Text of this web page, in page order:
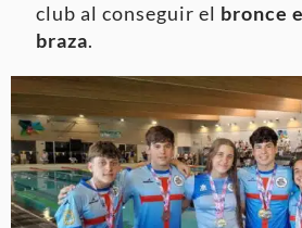
club al conseguir el bronce
braza.